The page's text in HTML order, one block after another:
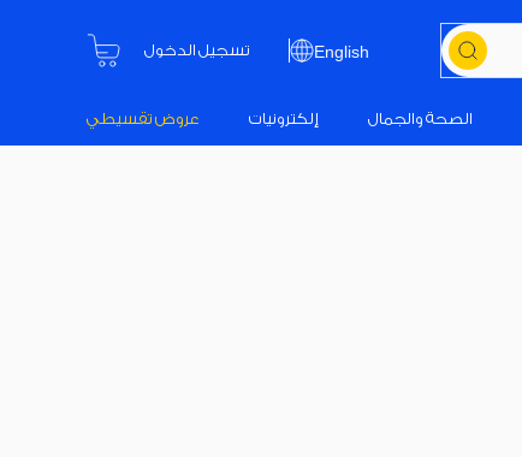
English تسجيل الدخول
الصحة والجمال إلكترونيات عروض تقسيطي